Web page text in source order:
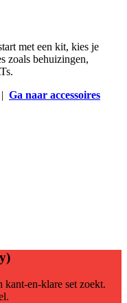
met een kit, kies je
zoals behuizingen,
Ga naar accessoires
kant-en-klare set zoekt.